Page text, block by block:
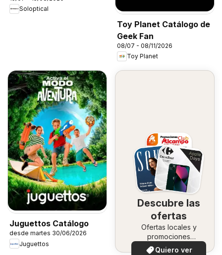
Soloptical
Toy Planet Catálogo de
Geek Fan
08/07 - 08/11/2026
Toy Planet
Juguettos Catálogo
desde martes 30/06/2026
Juguettos
Descubre las
ofertas
Ofertas locales y
promociones
especiales.
Quiero ver